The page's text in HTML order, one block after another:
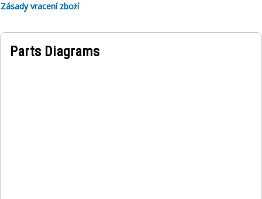
Zásady vracení zboží
Parts Diagrams